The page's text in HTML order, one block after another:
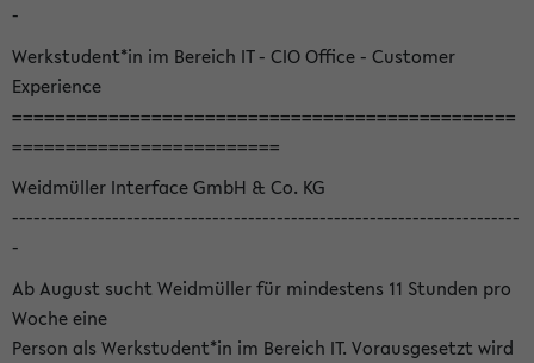
-
Werkstudent*in im Bereich IT - CIO Office - Customer
Experience
===============================================
=========================
Weidmüller Interface GmbH & Co. KG
-----------------------------------------------------------------------
-
Ab August sucht Weidmüller für mindestens 11 Stunden pro
Woche eine
Person als Werkstudent*in im Bereich IT. Vorausgesetzt wird